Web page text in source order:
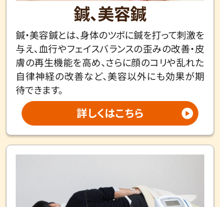
鍼、美容鍼
鍼・美容鍼とは、身体のツボに鍼を打って刺激を
与え、血行やフェイスバランスの歪みの改善・皮
膚の再生機能を高め、さらに顔のコリや乱れた
自律神経の改善など、美容以外にも効果が期
待できます。
詳しくはこちら